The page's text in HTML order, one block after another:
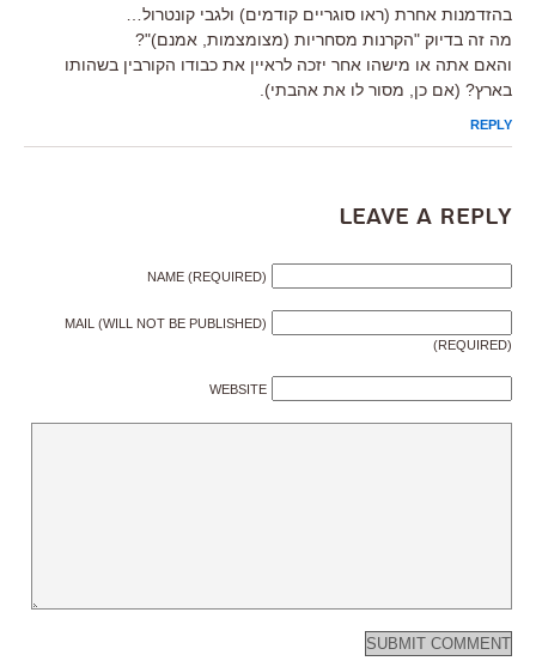
בהזדמנות אחרת (ראו סוגריים קודמים) ולגבי קונטרול…
מה זה בדיוק "הקרנות מסחריות (מצומצמות, אמנם)"?
והאם אתה או מישהו אחר יזכה לראיין את כבודו הקורבין בשהותו
בארץ? (אם כן, מסור לו את אהבתי).
REPLY
Leave a Reply
NAME (REQUIRED)
MAIL (WILL NOT BE PUBLISHED)
(REQUIRED)
WEBSITE